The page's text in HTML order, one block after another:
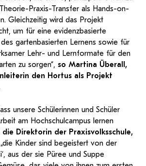
Praxis-Transfer als Hands-on-
Gleichzeitig wird das Projekt
um für eine evidenzbasierte
gartenbasierten Lernens sowie für
Lehr- und Lernformate für den
zu sorgen“, so Martina Überall,
den Hortus als Projekt
unsere Schülerinnen und Schüler
am Hochschulcampus lernen
Direktorin der Praxisvolksschule,
„die Kinder sind begeistert von der
aus der sie Püree und Suppe